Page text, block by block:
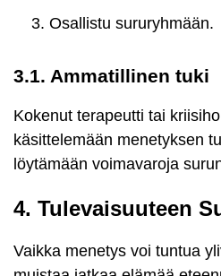
Osallistu sururyhmään.
3.1. Ammatillinen tuki
Kokenut terapeutti tai
käsittelemään menetyksen
löytämään voimavaroja
4. Tulevaisuuteen
Vaikka menetys voi tuntua